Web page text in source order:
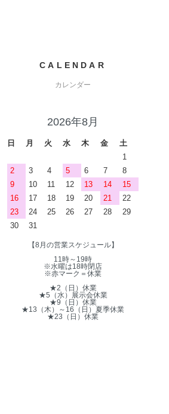
CALENDAR
カレンダー
2026年8月
日 月 火 水 木 金
土
1
2
3 4 5 6 7
8
9
10 11 12 13 14
15
16
17 18 19 20 21
22
23
24 25 26 27 28
29
30
31
【8月の営業スケジュール】
11時～19時
※水曜は18時閉店
※赤マーク＝休業
★2（日）休業
★5（水）展示会休業
★9（日）休業
★13（木）～16（日）夏季休業
★23（日）休業